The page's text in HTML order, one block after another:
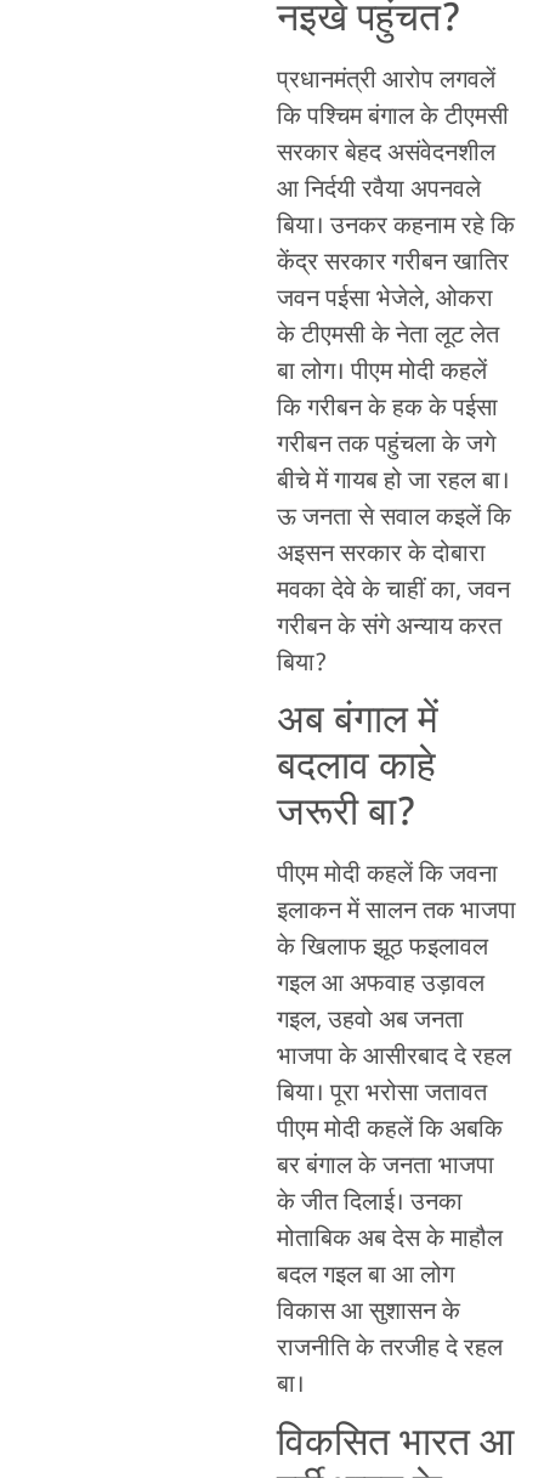
नइखे पहुंचत?
प्रधानमंत्री आरोप लगवलें
कि पश्चिम बंगाल के टीएमसी
सरकार बेहद असंवेदनशील
आ निर्दयी रवैया अपनवले
बिया। उनकर कहनाम रहे कि
केंद्र सरकार गरीबन खातिर
जवन पईसा भेजेले, ओकरा
के टीएमसी के नेता लूट लेत
बा लोग। पीएम मोदी कहलें
कि गरीबन के हक के पईसा
गरीबन तक पहुंचला के जगे
बीचे में गायब हो जा रहल बा।
ऊ जनता से सवाल कइलें कि
अइसन सरकार के दोबारा
मवका देवे के चाहीं का, जवन
गरीबन के संगे अन्याय करत
बिया?
अब बंगाल में
बदलाव काहे
जरूरी बा?
पीएम मोदी कहलें कि जवना
इलाकन में सालन तक भाजपा
के खिलाफ झूठ फइलावल
गइल आ अफवाह उड़ावल
गइल, उहवो अब जनता
भाजपा के आसीरबाद दे रहल
बिया। पूरा भरोसा जतावत
पीएम मोदी कहलें कि अबकि
बर बंगाल के जनता भाजपा
के जीत दिलाई। उनका
मोताबिक अब देस के माहौल
बदल गइल बा आ लोग
विकास आ सुशासन के
राजनीति के तरजीह दे रहल
बा।
विकसित भारत आ